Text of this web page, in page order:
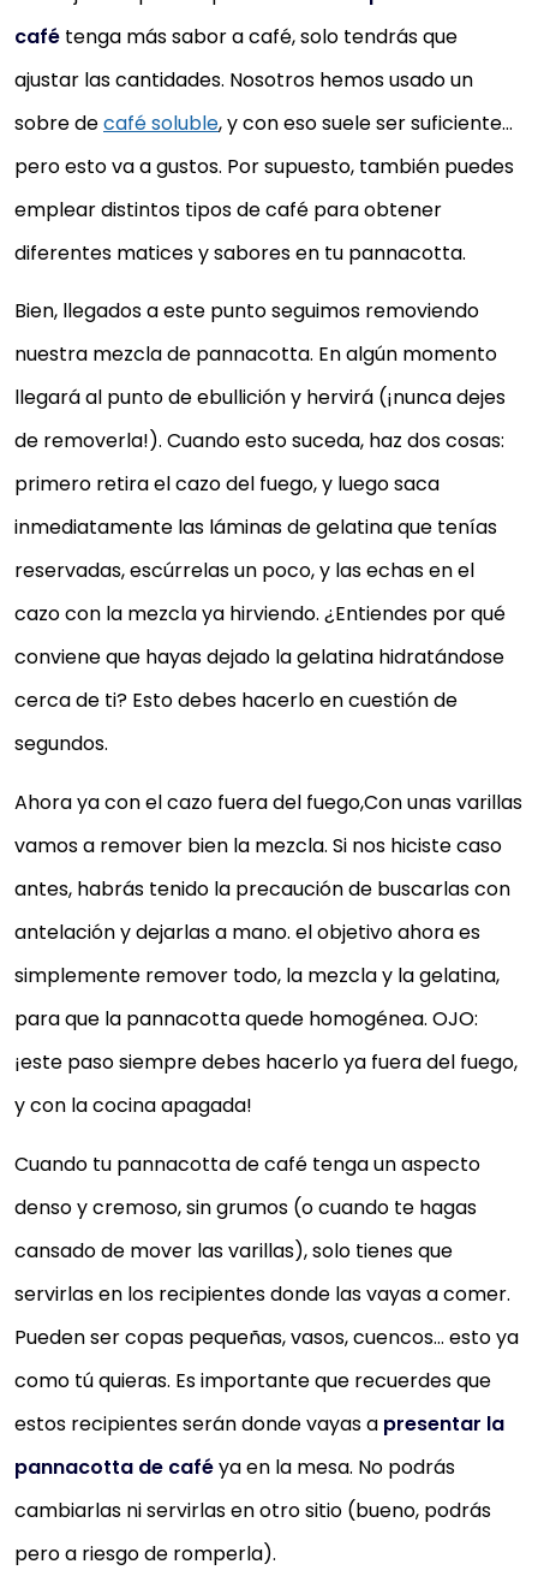
café tenga más sabor a café, solo tendrás que
ajustar las cantidades. Nosotros hemos usado un
sobre decafé soluble, y con eso suele ser suficiente…
pero esto va a gustos. Por supuesto, también puedes
emplear distintos tipos de café para obtener
diferentes matices y sabores en tu pannacotta.
Bien, llegados a este punto seguimos removiendo
nuestra mezcla de pannacotta. En algún momento
llegará al punto de ebullición y hervirá (¡nunca dejes
de removerla!). Cuando esto suceda, haz dos cosas:
primero retira el cazo del fuego, y luego saca
inmediatamente las láminas de gelatina que tenías
reservadas, escúrrelas un poco, y las echas en el
cazo con la mezcla ya hirviendo. ¿Entiendes por qué
conviene que hayas dejado la gelatina hidratándose
cerca de ti? Esto debes hacerlo en cuestión de
segundos.
Ahora ya con el cazo fuera del fuego,Con unas varillas
vamos a remover bien la mezcla. Si nos hiciste caso
antes, habrás tenido la precaución de buscarlas con
antelación y dejarlas a mano. el objetivo ahora es
simplemente remover todo, la mezcla y la gelatina,
para que la pannacotta quede homogénea. OJO:
¡este paso siempre debes hacerlo ya fuera del fuego,
y con la cocina apagada!
Cuando tu pannacotta de café tenga un aspecto
denso y cremoso, sin grumos (o cuando te hagas
cansado de mover las varillas), solo tienes que
servirlas en los recipientes donde las vayas a comer.
Pueden ser copas pequeñas, vasos, cuencos… esto ya
como tú quieras. Es importante que recuerdes que
estos recipientes serán donde vayas a presentar la
pannacotta de caféya en la mesa. No podrás
cambiarlas ni servirlas en otro sitio (bueno, podrás
pero a riesgo de romperla).